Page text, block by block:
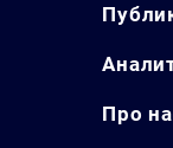
Про